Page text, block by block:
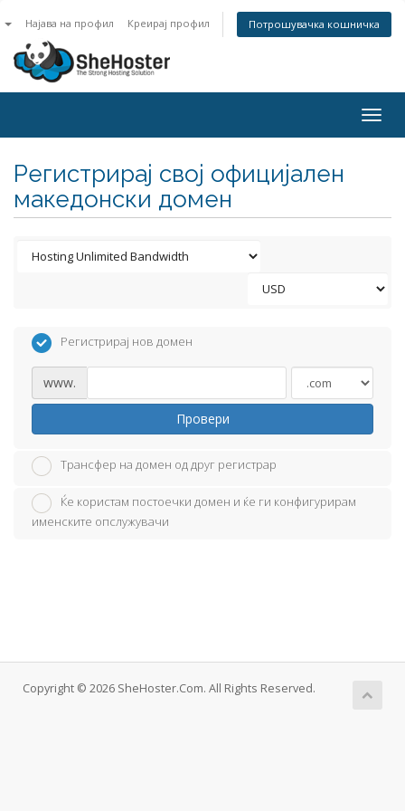
Најава на профил Креирај профил Потрошувачка кошничка
Регистрирај свој официјален
македонски домен
Регистрирај нов домен
www.
Провери
Трансфер на домен од друг регистрар
Ќе користам постоечки домен и ќе ги конфигурирам
именските опслужувачи
Copyright © 2026 SheHoster.Com. All Rights Reserved.